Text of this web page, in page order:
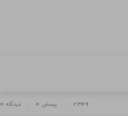
2349 پرسش 0 دیدگاه 0